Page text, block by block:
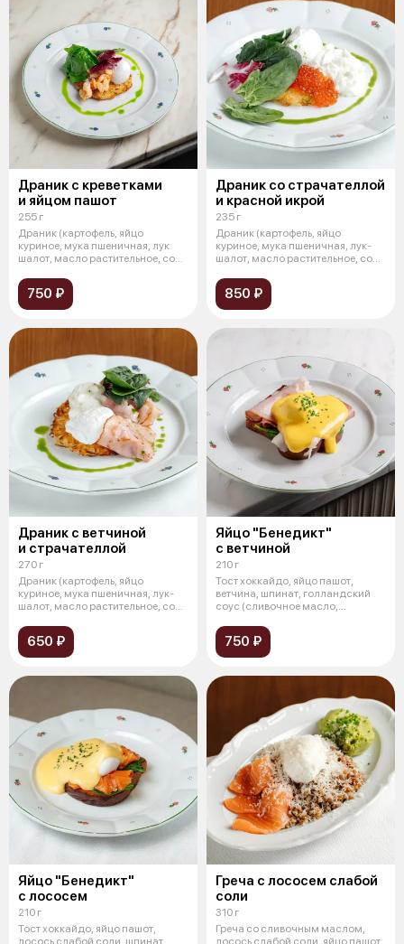
Драник с креветками
и яйцом пашот
255 г
Драник (картофель, яйцо
куриное, мука пшеничная, лук
шалот, масло растительное, соль,
750 ₽
Драник со страчателлой
и красной икрой
235 г
Драник (картофель, яйцо
куриное, мука пшеничная, лук-
шалот, масло растительное, соль,
850 ₽
Драник с ветчиной
и страчателлой
270 г
Драник (картофель, яйцо
куриное, мука пшеничная, лук-
шалот, масло растительное, соль,
650 ₽
Яйцо "Бенедикт"
с ветчиной
210 г
Тост хоккайдо, яйцо пашот,
ветчина, шпинат, голландский
соус (сливочное масло,
750 ₽
Яйцо "Бенедикт"
с лососем
210 г
Тост хоккайдо, яйцо пашот,
лосось слабой соли, шпинат,
Греча с лососем слабой
соли
310 г
Греча со сливочным маслом,
лосось слабой соли, яйцо пашот,